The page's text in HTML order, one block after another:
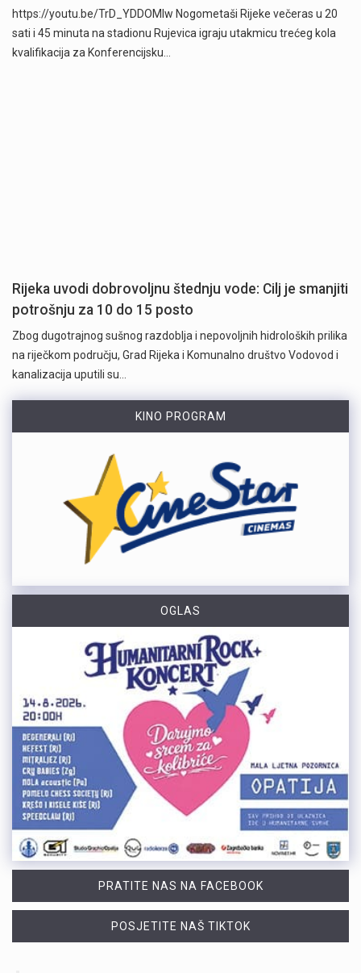
https://youtu.be/TrD_YDDOMIw Nogometaši Rijeke večeras u 20
sati i 45 minuta na stadionu Rujevica igraju utakmicu trećeg kola
kvalifikacija za Konferencijsku…
Rijeka uvodi dobrovoljnu štednju vode: Cilj je smanjiti
potrošnju za 10 do 15 posto
Zbog dugotrajnog sušnog razdoblja i nepovoljnih hidroloških prilika
na riječkom području, Grad Rijeka i Komunalno društvo Vodovod i
kanalizacija uputili su…
KINO PROGRAM
OGLAS
PRATITE NAS NA FACEBOOK
POSJETITE NAŠ TIKTOK